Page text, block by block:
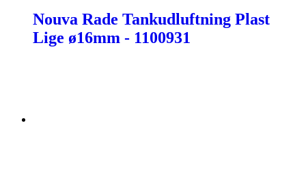
Nouva Rade Tankudluftning Plast
Lige ø16mm - 1100931